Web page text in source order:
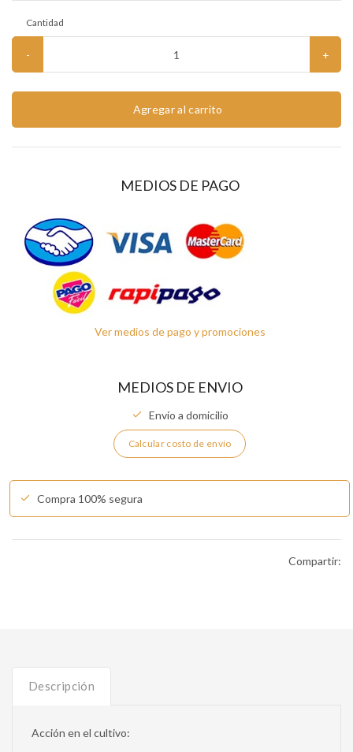
Cantidad
- +
Agregar al carrito
MEDIOS DE PAGO
Ver medios de pago y promociones
MEDIOS DE ENVIO
Envío a domicilio
Calcular costo de envío
Compra 100% segura
Compartir:
Descripción
Acción en el cultivo: